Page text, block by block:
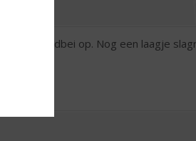
de aardbei op. Nog een laagje